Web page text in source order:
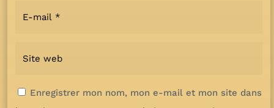
Enregistrer mon nom, mon e-mail et mon site dans